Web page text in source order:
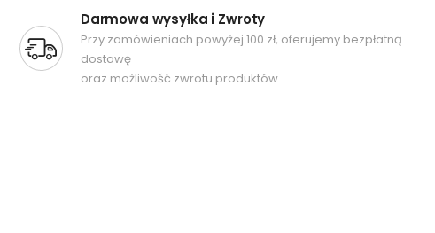
Darmowa wysyłka i Zwroty
Przy zamówieniach powyżej 100 zł, oferujemy bezpłatną
dostawę
oraz możliwość zwrotu produktów.